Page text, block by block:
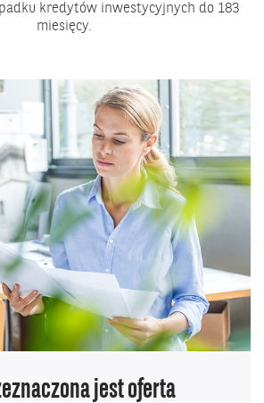
kredytów inwestycyjnych do 183
miesięcy.
jest oferta